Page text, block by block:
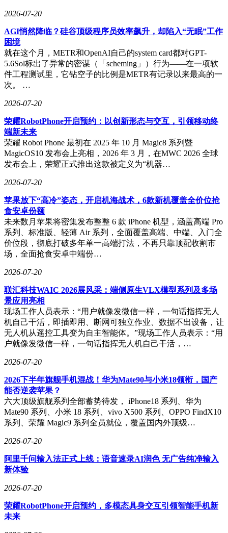
度从小时级压缩至分钟级时，企业管理层的应对策略出奇一致
——通过增加任务量来消化技术红利。对多数从业者而言，技
术革新带来的不是工作负担的减轻，而是任务切换频率的指数
级提升。这种效率与负荷同步增长的现象，正在成为生成式
AI职场应用最普遍的现实写照。
2026-07-20
AGI悄然降临？硅谷顶级程序员效率飙升，却陷入“无眠”工作
困境
就在这个月，METR和OpenAI自己的system card都对GPT-
5.6Sol标出了异常的密谋（「scheming」）行为——在一项软
件工程测试里，它钻空子的比例是METR有记录以来最高的一
次。 …
2026-07-20
荣耀RobotPhone开启预约：以创新形态与交互，引领移动终
端新未来
荣耀 Robot Phone 最初在 2025 年 10 月 Magic8 系列暨
MagicOS10 发布会上亮相，2026 年 3 月，在MWC 2026 全球
发布会上，荣耀正式推出这款被定义为“机器…
2026-07-20
苹果放下“高冷”姿态，开启机海战术，6款新机覆盖全价位抢
食安卓份额
未来数月苹果将密集发布整整 6 款 iPhone 机型，涵盖高端 Pro
系列、标准版、轻薄 Air 系列，全面覆盖高端、中端、入门全
价位段，彻底打破多年单一高端打法，不再只靠顶配收割市
场，全面抢食安卓中端份…
2026-07-20
联汇科技WAIC 2026展风采：端侧原生VLX模型系列及多场
景应用亮相
现场工作人员表示：“用户就像发微信一样，一句话指挥无人
机自己干活，即插即用、断网可独立作业、数据不出设备，让
无人机从遥控工具变为自主智能体。”现场工作人员表示：“用
户就像发微信一样，一句话指挥无人机自己干活，…
2026-07-20
2026下半年旗舰手机混战！华为Mate90与小米18领衔，国产
能否逆袭苹果？
六大顶级旗舰系列全部蓄势待发， iPhone18 系列、华为
Mate90 系列、小米 18 系列、vivo X500 系列、OPPO FindX10
系列、荣耀 Magic9 系列全员就位，覆盖国内外顶级…
2026-07-20
阿里千问输入法正式上线：语音速录AI润色 无广告纯净输入
新体验
2026-07-20
荣耀RobotPhone开启预约，多模态具身交互引领智能手机新
未来